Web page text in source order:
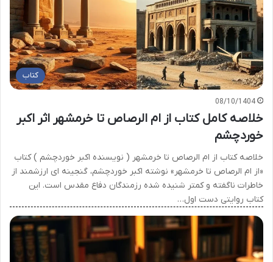
کتاب
08/10/1404
خلاصه کامل کتاب از ام الرصاص تا خرمشهر اثر اکبر
خوردچشم
خلاصه کتاب از ام الرصاص تا خرمشهر ( نویسنده اکبر خوردچشم ) کتاب
«از ام الرصاص تا خرمشهر» نوشته اکبر خوردچشم، گنجینه ای ارزشمند از
خاطرات ناگفته و کمتر شنیده شده رزمندگان دفاع مقدس است. این
کتاب روایتی دست اول…